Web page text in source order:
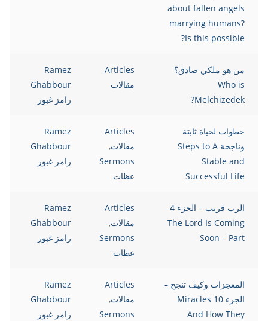
about fallen angels
marrying humans?
Is this possible?
من هو ملكي صادق؟
Who is
Melchizedek?
Articles
مقالات
Ramez
Ghabbour
رامز غبور
خطوات لحياة ثابتة
وناجحة Steps to A
Stable and
Successful Life
Articles
مقالات,
Sermons
عظات
Ramez
Ghabbour
رامز غبور
الرب قريب – الجزء 4
The Lord Is Coming
Soon – Part
Articles
مقالات,
Sermons
عظات
Ramez
Ghabbour
رامز غبور
المعجزات وكيف تنجح –
الجزء 10 Miracles
And How They
Articles
مقالات,
Sermons
Ramez
Ghabbour
رامز غبور